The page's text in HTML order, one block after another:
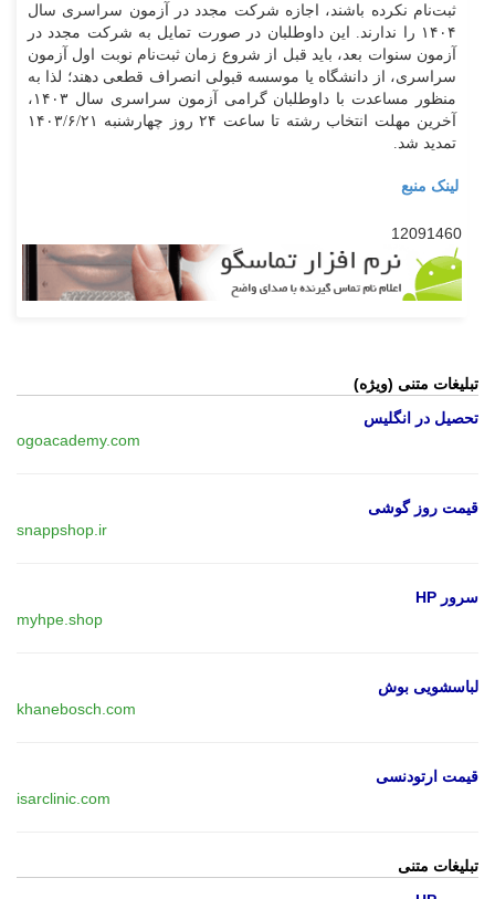
ثبت‌نام نکرده باشند، اجازه شرکت مجدد در آزمون سراسری سال
۱۴۰۴ را ندارند. این داوطلبان در صورت تمایل به شرکت مجدد در
آزمون سنوات بعد، باید قبل از شروع زمان ثبت‌نام نوبت اول آزمون
سراسری، از دانشگاه یا موسسه قبولی انصراف قطعی دهند؛ لذا به
منظور مساعدت با داوطلبان گرامی آزمون سراسری سال ۱۴۰۳،
آخرین مهلت انتخاب رشته تا ساعت ۲۴ روز چهارشنبه ۱۴۰۳/۶/۲۱
تمدید شد.
لینک منبع
12091460
تبلیغات متنی (ویژه)
تحصیل در انگلیس
ogoacademy.com
قیمت روز گوشی
snappshop.ir
سرور HP
myhpe.shop
لباسشویی بوش
khanebosch.com
قیمت ارتودنسی
isarclinic.com
تبلیغات متنی